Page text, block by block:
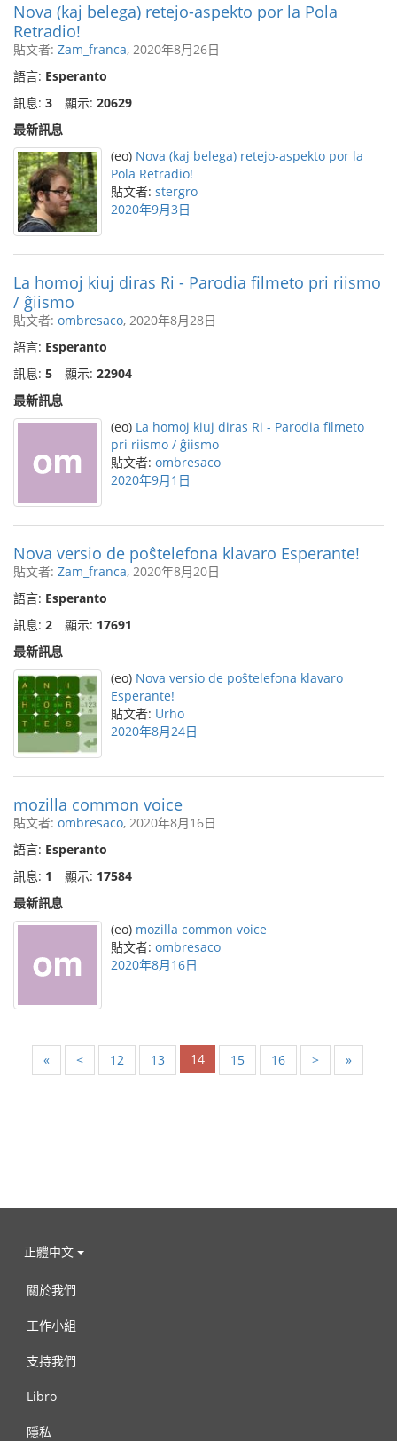
Nova (kaj belega) retejo-aspekto por la Pola
Retradio!
貼文者: Zam_franca, 2020年8月26日
語言: Esperanto
訊息: 3 顯示: 20629
最新訊息
(eo) Nova (kaj belega) retejo-aspekto por la
Pola Retradio!
貼文者: stergro
2020年9月3日
La homoj kiuj diras Ri - Parodia filmeto pri riismo
/ ĝiismo
貼文者: ombresaco, 2020年8月28日
語言: Esperanto
訊息: 5 顯示: 22904
最新訊息
(eo) La homoj kiuj diras Ri - Parodia filmeto
pri riismo / ĝiismo
貼文者: ombresaco
2020年9月1日
Nova versio de poŝtelefona klavaro Esperante!
貼文者: Zam_franca, 2020年8月20日
語言: Esperanto
訊息: 2 顯示: 17691
最新訊息
(eo) Nova versio de poŝtelefona klavaro
Esperante!
貼文者: Urho
2020年8月24日
mozilla common voice
貼文者: ombresaco, 2020年8月16日
語言: Esperanto
訊息: 1 顯示: 17584
最新訊息
(eo) mozilla common voice
貼文者: ombresaco
2020年8月16日
« < 12 13 14 15 16 > »
正體中文
關於我們
工作小組
支持我們
Libro
隱私